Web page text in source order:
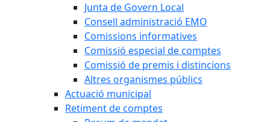
Junta de Govern Local
Consell administració EMO
Comissions informatives
Comissió especial de comptes
Comissió de premis i distincions
Altres organismes públics
Actuació municipal
Retiment de comptes